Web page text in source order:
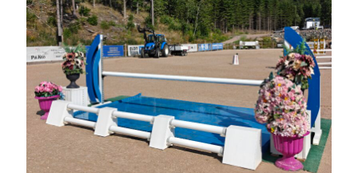
april 2026
mars 2026
februari 2026
januari 2026
december 2025
november 2025
oktober 2025
september 2025
augusti 2025